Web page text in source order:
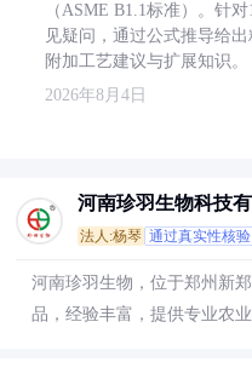
（ASME B1.1标准）。针
见疑问，通过公式推导给
附加工艺建议与扩展知识。
2026年8月4日
河南珍羽生物科技
法人:杨琴 通过真实性核验
河南珍羽生物，位于郑州新
品，经验丰富，提供专业农